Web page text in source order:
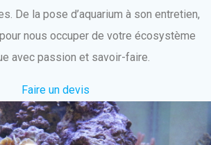
De la pose d’aquarium à son entretien,
nous occuper de votre écosystème
avec passion et savoir-faire.
Faire un devis